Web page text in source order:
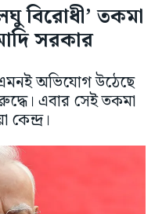
বিরোধী’ তকমা
সরকার
অভিযোগ উঠেছে
এবার সেই তকমা
কেন্দ্র।